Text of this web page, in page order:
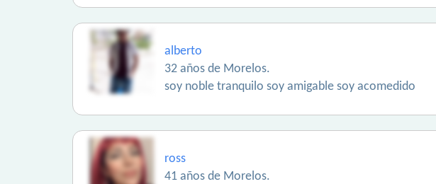
alberto
32 años de Morelos.
soy noble tranquilo soy amigable soy acomedido
ross
41 años de Morelos.